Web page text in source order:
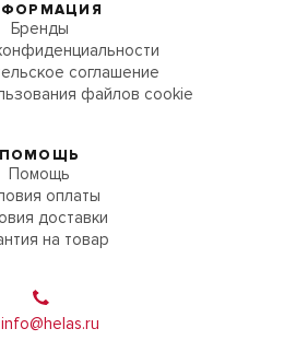
Бренды
соглашение
файлов cookie
ПОМОЩЬ
Помощь
оплаты
доставки
на товар
info@helas.ru